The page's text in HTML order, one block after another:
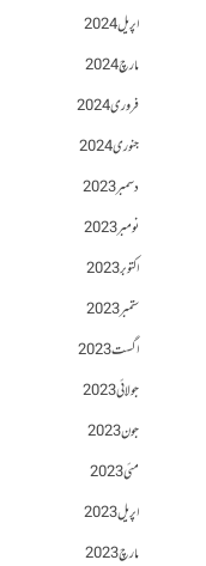
اپریل 2024
مارچ 2024
فروری 2024
جنوری 2024
دسمبر 2023
نومبر 2023
اکتوبر 2023
ستمبر 2023
اگست 2023
جولائی 2023
جون 2023
مئی 2023
اپریل 2023
مارچ 2023